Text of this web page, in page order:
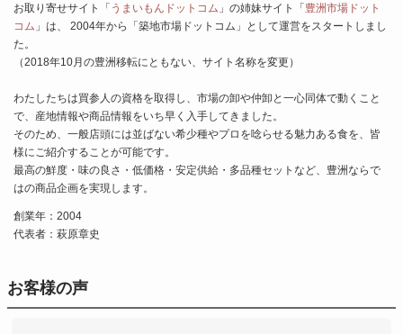
お取り寄せサイト「 うまいもんドットコム 」の姉妹サイト「 豊洲市場ドット
コム 」は、 2004年から「築地市場ドットコム」として運営をスタートしまし
た。
（2018年10月の豊洲移転にともない、サイト名称を変更）
わたしたちは買参人の資格を取得し、市場の卸や仲卸と一心同体で動くこと
で、産地情報や商品情報をいち早く入手してきました。
そのため、一般店頭には並ばない希少種やプロを唸らせる魅力ある食を、皆
様にご紹介することが可能です。
最高の鮮度・味の良さ・低価格・安定供給・多品種セットなど、豊洲ならで
はの商品企画を実現します。
創業年：2004
代表者：萩原章史
お客様の声